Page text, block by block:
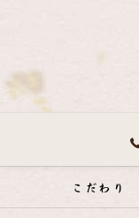
こだわり